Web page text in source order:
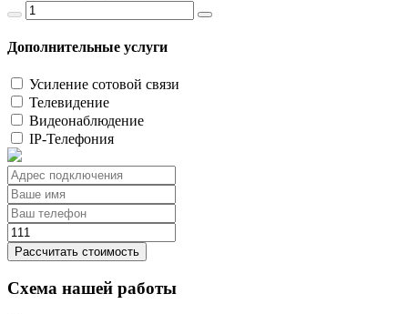
Дополнительные услуги
Усиление сотовой связи
Телевидение
Видеонаблюдение
IP-Телефония
Рассчитать стоимость
Схема нашей работы